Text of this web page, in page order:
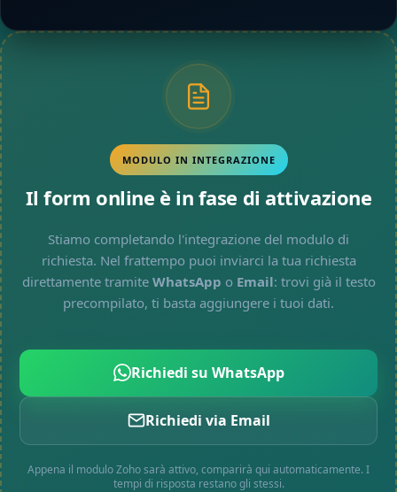
MODULO IN INTEGRAZIONE
Il form online è in fase di attivazione
Stiamo completando l'integrazione del modulo di
richiesta. Nel frattempo puoi inviarci la tua richiesta
direttamente tramite WhatsApp o Email: trovi già il testo
precompilato, ti basta aggiungere i tuoi dati.
Richiedi su WhatsApp
Richiedi via Email
Appena il modulo Zoho sarà attivo, comparirà qui automaticamente. I
tempi di risposta restano gli stessi.